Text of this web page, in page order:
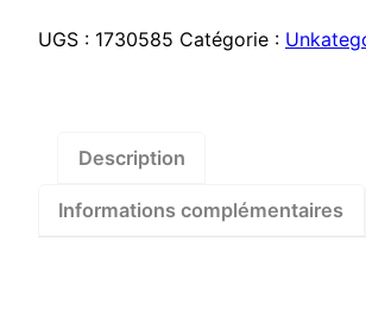
R4
750kg
UGS : 1730585 Catégorie :
Description
Informations complémentaires